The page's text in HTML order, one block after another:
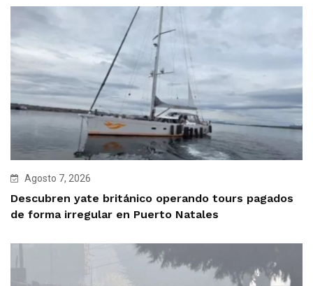
Agosto 7, 2026
Descubren yate británico operando tours pagados
de forma irregular en Puerto Natales